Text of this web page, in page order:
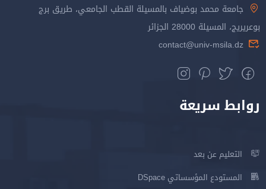
جامعة محمد بوضياف بالمسيلة القطب الجامعي، طريق برج
بوعريريج، المسيلة 28000 الجزائر
contact@univ-msila.dz
روابط سريعة
التعليم عن بعد
المستودع المؤسساتي DSpace